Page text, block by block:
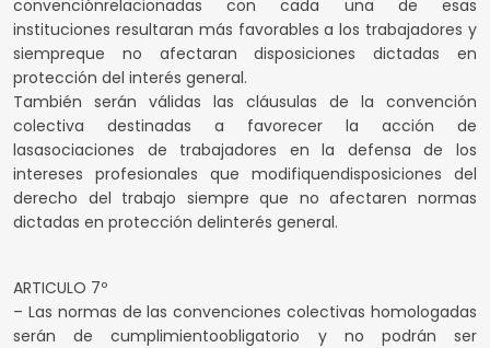
convenciónrelacionadas con cada una de esas
instituciones resultaran más favorables a los trabajadores y
siempreque no afectaran disposiciones dictadas en
protección del interés general.
También serán válidas las cláusulas de la convención
colectiva destinadas a favorecer la acción de
lasasociaciones de trabajadores en la defensa de los
intereses profesionales que modifiquendisposiciones del
derecho del trabajo siempre que no afectaren normas
dictadas en protección delinterés general.
ARTICULO 7º
– Las normas de las convenciones colectivas homologadas
serán de cumplimientoobligatorio y no podrán ser